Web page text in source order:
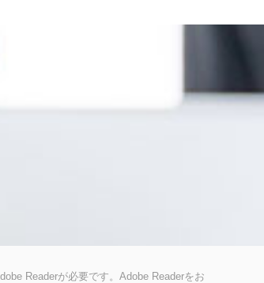
Readerが必要です。Adobe Readerをお